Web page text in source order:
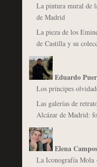
La pintura mural de
de Madrid
La pieza de los
de Castilla y su
Eduardo
Los príncipes
Las galerías de
Alcázar de Madrid:
Elena Campos
La Iconografía Mola